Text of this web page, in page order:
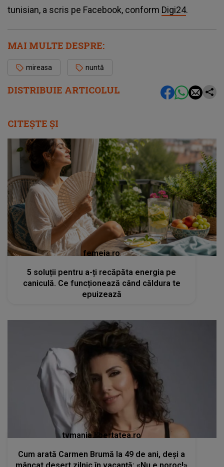
DISTRIBUIE ARTICOLUL
tunisian, a scris pe Facebook, conform Digi24.
MAI MULTE DESPRE:
mireasa nuntă
CITEȘTE ȘI
femeia.ro
5 soluții pentru a-ți recăpăta energia pe
caniculă. Ce funcționează când căldura te
epuizează
tvmania.libertatea.ro
Cum arată Carmen Brumă la 49 de ani, deși a
mâncat desert zilnic în vacanță: «Nu e noroc!»